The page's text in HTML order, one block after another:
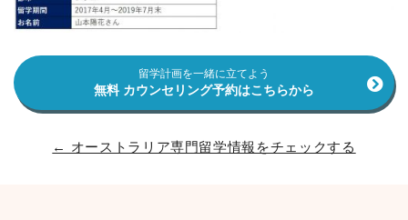
留学計画を一緒に立てよう
無料 カウンセリング予約はこちらから
← オーストラリア専門留学情報をチェックする